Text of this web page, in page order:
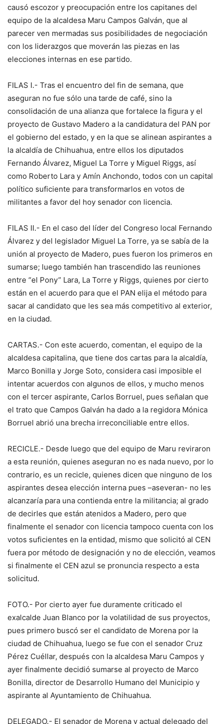
causó escozor y preocupación entre los capitanes del
equipo de la alcaldesa Maru Campos Galván, que al
parecer ven mermadas sus posibilidades de negociación
con los liderazgos que moverán las piezas en las
elecciones internas en ese partido.
FILAS I.- Tras el encuentro del fin de semana, que
aseguran no fue sólo una tarde de café, sino la
consolidación de una alianza que fortalece la figura y el
proyecto de Gustavo Madero a la candidatura del PAN por
el gobierno del estado, y en la que se alinean aspirantes a
la alcaldía de Chihuahua, entre ellos los diputados
Fernando Álvarez, Miguel La Torre y Miguel Riggs, así
como Roberto Lara y Amín Anchondo, todos con un capital
político suficiente para transformarlos en votos de
militantes a favor del hoy senador con licencia.
FILAS II.- En el caso del líder del Congreso local Fernando
Álvarez y del legislador Miguel La Torre, ya se sabía de la
unión al proyecto de Madero, pues fueron los primeros en
sumarse; luego también han trascendido las reuniones
entre “el Pony” Lara, La Torre y Riggs, quienes por cierto
están en el acuerdo para que el PAN elija el método para
sacar al candidato que les sea más competitivo al exterior,
en la ciudad.
CARTAS.- Con este acuerdo, comentan, el equipo de la
alcaldesa capitalina, que tiene dos cartas para la alcaldía,
Marco Bonilla y Jorge Soto, considera casi imposible el
intentar acuerdos con algunos de ellos, y mucho menos
con el tercer aspirante, Carlos Borruel, pues señalan que
el trato que Campos Galván ha dado a la regidora Mónica
Borruel abrió una brecha irreconciliable entre ellos.
RECICLE.- Desde luego que del equipo de Maru reviraron
a esta reunión, quienes aseguran no es nada nuevo, por lo
contrario, es un recicle, quienes dicen que ninguno de los
aspirantes desea elección interna pues –aseveran- no les
alcanzaría para una contienda entre la militancia; al grado
de decirles que están atenidos a Madero, pero que
finalmente el senador con licencia tampoco cuenta con los
votos suficientes en la entidad, mismo que solicitó al CEN
fuera por método de designación y no de elección, veamos
si finalmente el CEN azul se pronuncia respecto a esta
solicitud.
FOTO.- Por cierto ayer fue duramente criticado el
exalcalde Juan Blanco por la volatilidad de sus proyectos,
pues primero buscó ser el candidato de Morena por la
ciudad de Chihuahua, luego se fue con el senador Cruz
Pérez Cuéllar, después con la alcaldesa Maru Campos y
ayer finalmente decidió sumarse al proyecto de Marco
Bonilla, director de Desarrollo Humano del Municipio y
aspirante al Ayuntamiento de Chihuahua.
DELEGADO.- El senador de Morena y actual delegado del